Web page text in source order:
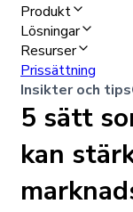
Produkt
Lösningar
Resurser
Prissättning
Insikter och tips
5 sätt
kan